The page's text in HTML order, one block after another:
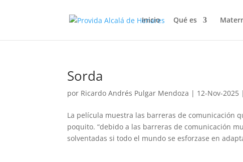
Inicio Qué es
Sorda
por Ricardo Andrés Pulgar Mendoza | 12-Nov-2025 |
La película muestra las barreras de comunicación
poquito. “debido a las barreras de comunicación
solventadas si todo el mundo se esforzase en